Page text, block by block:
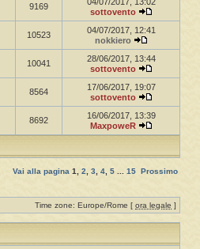
9169
sottovento
10523
04/07/2017, 12:41
nokkiero
10041
28/06/2017, 13:44
sottovento
8564
17/06/2017, 19:07
sottovento
8692
16/06/2017, 13:39
MaxpoweR
Vai alla pagina 1, 2, 3, 4, 5 ... 15 Prossimo
Time zone: Europe/Rome [ ora legale ]